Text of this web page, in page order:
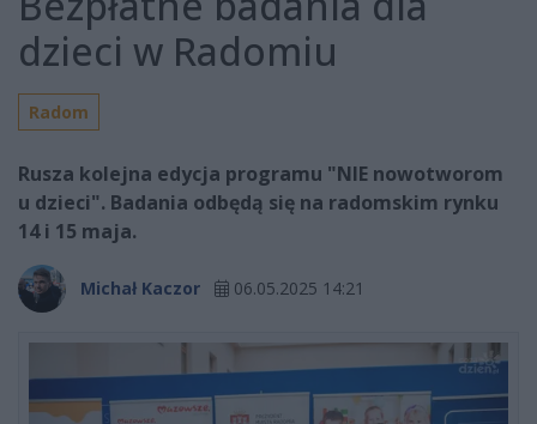
dzieci w Radomiu
Radom
Rusza kolejna edycja programu "NIE nowotworom
u dzieci". Badania odbędą się na radomskim rynku
14 i 15 maja.
Michał Kaczor 06.05.2025 14:21